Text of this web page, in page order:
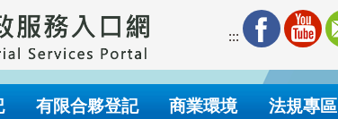
:::
有限合夥登記 商業環境 法規專區